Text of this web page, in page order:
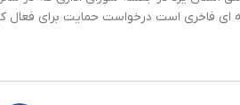
فاخری است درخواست حمایت برای ‌فعال